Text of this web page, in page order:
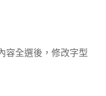
容全選後，修改字型